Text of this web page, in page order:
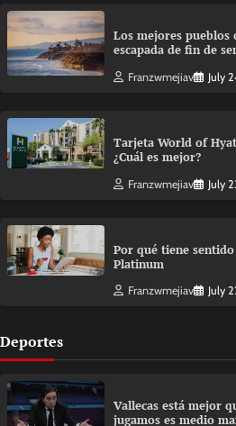
Los mejores pueblos
escapada de fin de
Franzwmejiav July
Tarjeta World of
¿Cuál es mejor?
Franzwmejiav July
Por qué tiene
Platinum
Franzwmejiav July
Deportes
Vallecas está mejor
jugamos es medio